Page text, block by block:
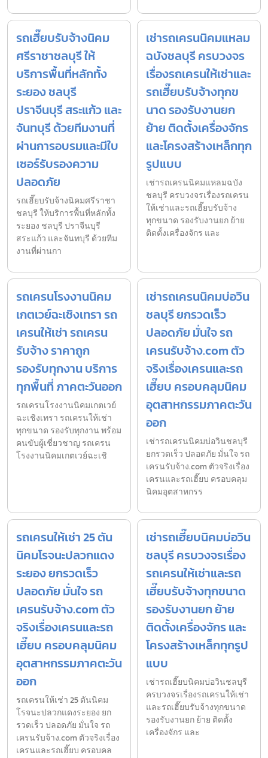
รถเฮี๊ยบรับจ้างนิคม
ศรีราชาชลบุรี ให้
บริการพื้นที่หลักทั้ง
ระยอง ชลบุรี
ปราจีนบุรี สระแก้ว และ
จันทบุรี ด้วยทีมงานที่
ผ่านการอบรมและมีใบ
เซอร์รับรองความ
ปลอดภัย
รถเฮี๊ยบรับจ้างนิคมศรีราชา
ชลบุรี ให้บริการพื้นที่หลักทั้ง
ระยอง ชลบุรี ปราจีนบุรี
สระแก้ว และจันทบุรี ด้วยทีม
งานที่ผ่านกา
เช่ารถเครนนิคมแหลม
ฉบังชลบุรี ครบวงจร
เรื่องรถเครนให้เช่าและ
รถเฮี๊ยบรับจ้างทุกข
นาด รองรับงานยก
ย้าย ติดตั้งเครื่องจักร
และโครงสร้างเหล็กทุก
รูปแบบ
เช่ารถเครนนิคมแหลมฉบัง
ชลบุรี ครบวงจรเรื่องรถเครน
ให้เช่าและรถเฮี๊ยบรับจ้าง
ทุกขนาด รองรับงานยก ย้าย
ติดตั้งเครื่องจักร และ
รถเครนโรงงานนิคม
เกตเวย์ฉะเชิงเทรา รถ
เครนให้เช่า รถเครน
รับจ้าง ราคาถูก
รองรับทุกงาน บริการ
ทุกพื้นที่ ภาคตะวันออก
รถเครนโรงงานนิคมเกตเวย์
ฉะเชิงเทรา รถเครนให้เช่า
ทุกขนาด รองรับทุกงาน พร้อม
คนขับผู้เชี่ยวชาญ รถเครน
โรงงานนิคมเกตเวย์ฉะเชิ
เช่ารถเครนนิคมบ่อวิน
ชลบุรี ยกรวดเร็ว
ปลอดภัย มั่นใจ รถ
เครนรับจ้าง.com ตัว
จริงเรื่องเครนและรถ
เฮี๊ยบ ครอบคลุมนิคม
อุตสาหกรรมภาคตะวัน
ออก
เช่ารถเครนนิคมบ่อวินชลบุรี
ยกรวดเร็ว ปลอดภัย มั่นใจ รถ
เครนรับจ้าง.com ตัวจริงเรื่อง
เครนและรถเฮี๊ยบ ครอบคลุม
นิคมอุตสาหกรร
รถเครนให้เช่า 25 ตัน
นิคมโรจนะปลวกแดง
ระยอง ยกรวดเร็ว
ปลอดภัย มั่นใจ รถ
เครนรับจ้าง.com ตัว
จริงเรื่องเครนและรถ
เฮี๊ยบ ครอบคลุมนิคม
อุตสาหกรรมภาคตะวัน
ออก
รถเครนให้เช่า 25 ตันนิคม
โรจนะปลวกแดงระยอง ยก
รวดเร็ว ปลอดภัย มั่นใจ รถ
เครนรับจ้าง.com ตัวจริงเรื่อง
เครนและรถเฮี๊ยบ ครอบคล
เช่ารถเฮี๊ยบนิคมบ่อวิน
ชลบุรี ครบวงจรเรื่อง
รถเครนให้เช่าและรถ
เฮี๊ยบรับจ้างทุกขนาด
รองรับงานยก ย้าย
ติดตั้งเครื่องจักร และ
โครงสร้างเหล็กทุกรูป
แบบ
เช่ารถเฮี๊ยบนิคมบ่อวินชลบุรี
ครบวงจรเรื่องรถเครนให้เช่า
และรถเฮี๊ยบรับจ้างทุกขนาด
รองรับงานยก ย้าย ติดตั้ง
เครื่องจักร และ